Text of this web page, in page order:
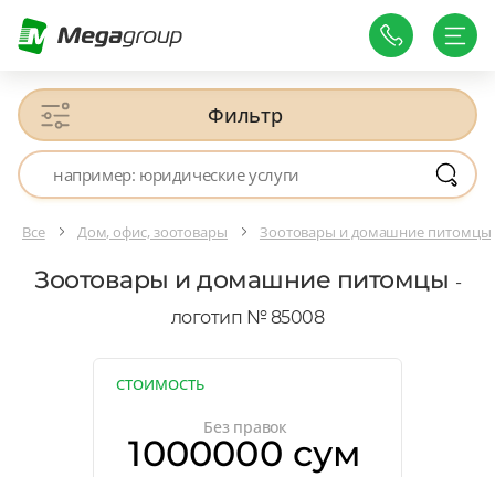
Фильтр
Все Дом, офис, зоотовары Зоотовары и домашние питомцы
Зоотовары и домашние питомцы -
логотип № 85008
СТОИМОСТЬ
Без правок
1000000 сум